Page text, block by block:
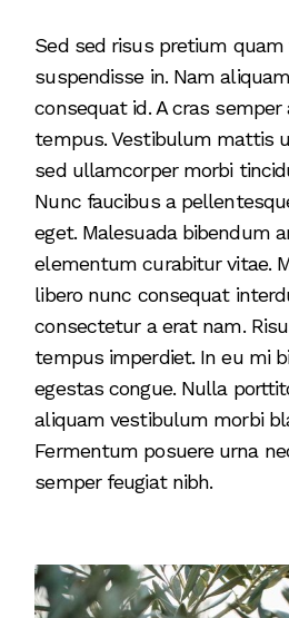
Sed sed risus pretium
suspendisse in. Nam
consequat id. A cras
tempus. Vestibulum mattis
sed ullamcorper morbi
Nunc faucibus a
eget. Malesuada bibendum
elementum curabitur vitae.
libero nunc consequat
consectetur a erat nam.
tempus imperdiet. In eu mi
egestas congue. Nulla
aliquam vestibulum morbi
Fermentum posuere urna
semper feugiat nibh.